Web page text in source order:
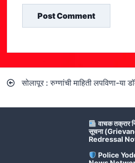
navigation
सोलापूर : रुग्णांची माहिती लपविणा-या
वाचक तक्रार
सूचना
Redressal
Police